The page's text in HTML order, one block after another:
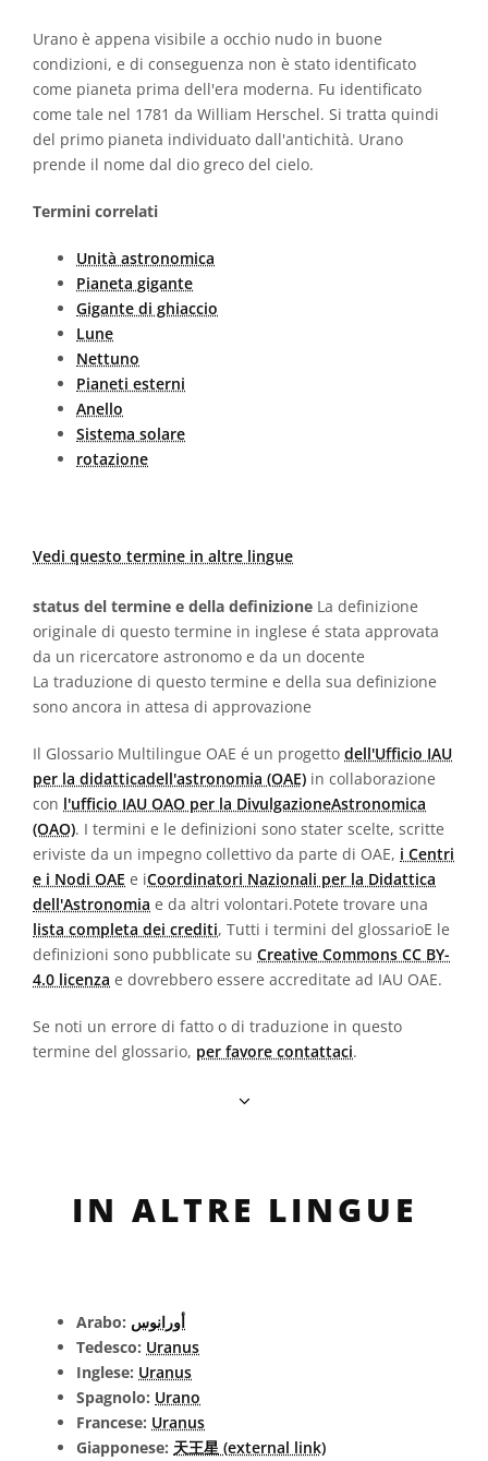
Urano è appena visibile a occhio nudo in buone
condizioni, e di conseguenza non è stato identificato
come pianeta prima dell'era moderna. Fu identificato
come tale nel 1781 da William Herschel. Si tratta quindi
del primo pianeta individuato dall'antichità. Urano
prende il nome dal dio greco del cielo.
Termini correlati
Unità astronomica
Pianeta gigante
Gigante di ghiaccio
Lune
Nettuno
Pianeti esterni
Anello
Sistema solare
rotazione
Vedi questo termine in altre lingue
status del termine e della definizione La definizione
originale di questo termine in inglese é stata approvata
da un ricercatore astronomo e da un docente
La traduzione di questo termine e della sua definizione
sono ancora in attesa di approvazione
Il Glossario Multilingue OAE é un progetto dell'Ufficio IAU
per la didatticadell'astronomia (OAE) in collaborazione
con l'ufficio IAU OAO per la DivulgazioneAstronomica
(OAO). I termini e le definizioni sono stater scelte, scritte
eriviste da un impegno collettivo da parte di OAE, i Centri
e i Nodi OAE e iCoordinatori Nazionali per la Didattica
dell'Astronomia e da altri volontari.Potete trovare una
lista completa dei crediti, Tutti i termini del glossarioE le
definizioni sono pubblicate su Creative Commons CC BY-
4.0 licenza e dovrebbero essere accreditate ad IAU OAE.
Se noti un errore di fatto o di traduzione in questo
termine del glossario, per favore contattaci.
IN ALTRE LINGUE
Arabo: أورانوس
Tedesco: Uranus
Inglese: Uranus
Spagnolo: Urano
Francese: Uranus
Giapponese: 天王星 (external link)